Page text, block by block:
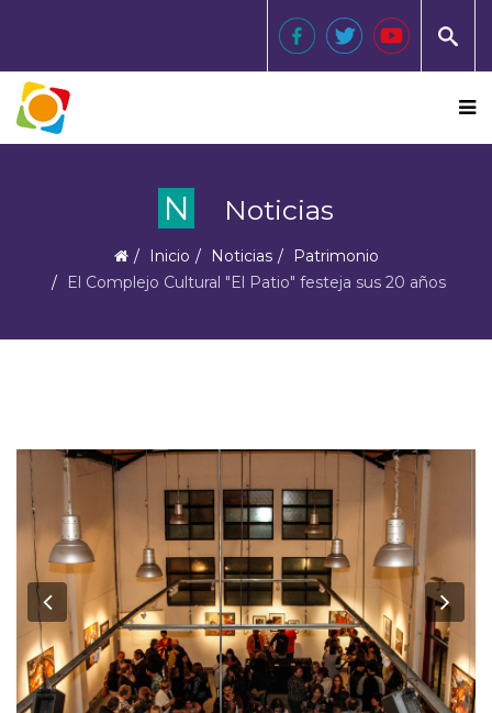
N Noticias
Inicio Noticias
Patrimonio
El Complejo Cultural "El Patio" festeja sus 20 años
Previous